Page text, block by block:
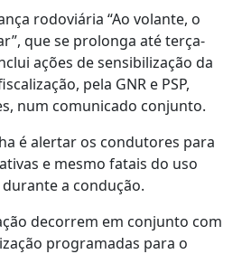
rodoviária “Ao volante, o
que se prolonga até terça-
ações de sensibilização da
pela GNR e PSP,
num comunicado conjunto.
é alertar os condutores para
e mesmo fatais do uso
a condução.
decorrem em conjunto com
programadas para o